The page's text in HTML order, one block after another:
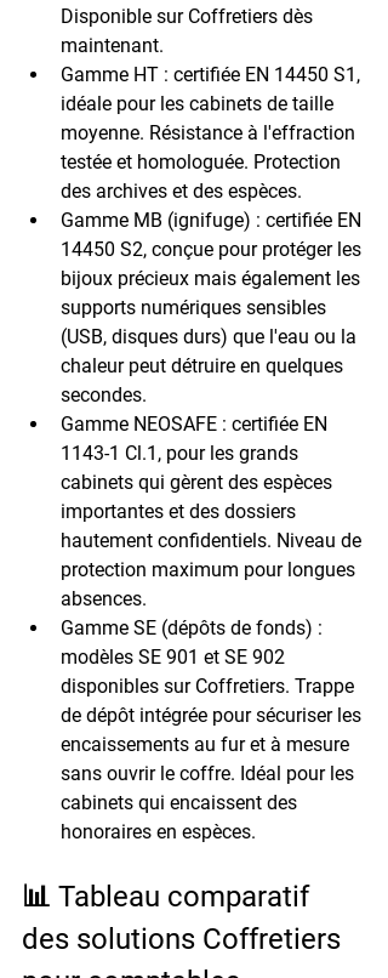
Disponible sur Coffretiers dès
maintenant.
Gamme HT : certifiée EN 14450 S1 ,
idéale pour les cabinets de taille
moyenne. Résistance à l'effraction
testée et homologuée. Protection
des archives et des espèces.
Gamme MB (ignifuge) : certifiée EN
14450 S2, conçue pour protéger les
bijoux précieux mais également les
supports numériques sensibles
(USB, disques durs) que l'eau ou la
chaleur peut détruire en quelques
secondes.
Gamme NEOSAFE : certifiée EN
1143-1 Cl.1 , pour les grands
cabinets qui gèrent des espèces
importantes et des dossiers
hautement confidentiels. Niveau de
protection maximum pour longues
absences.
Gamme SE (dépôts de fonds) :
modèles SE 901 et SE 902
disponibles sur Coffretiers. Trappe
de dépôt intégrée pour sécuriser les
encaissements au fur et à mesure
sans ouvrir le coffre. Idéal pour les
cabinets qui encaissent des
honoraires en espèces.
📊 Tableau comparatif
des solutions Coffretiers